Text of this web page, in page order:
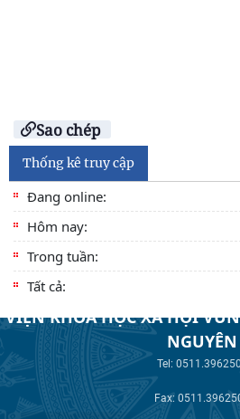
Sao chép
Thống kê truy cập
Đang online:
Hôm nay:
Trong tuần:
Tất cả:
VIỆN KHOA HỌC XÃ HỘI
NGUYÊN
Tel:
Fax: